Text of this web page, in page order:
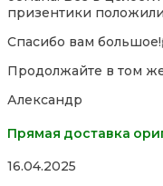
5
призентики
Спасибо вам
Продолжайте в том
Александр
Прямая доставка
Rated
16.04.2025